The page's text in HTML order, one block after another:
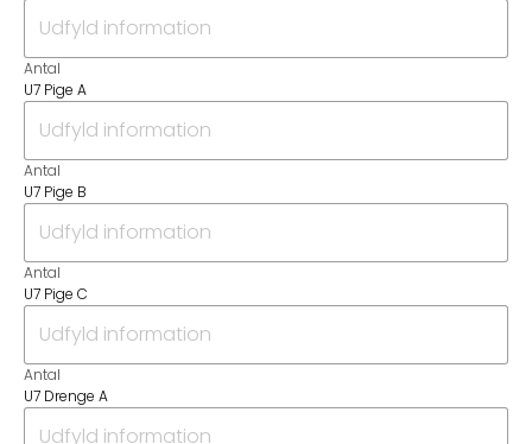
Antal
U7 Pige A
Antal
U7 Pige B
Antal
U7 Pige C
Antal
U7 Drenge A